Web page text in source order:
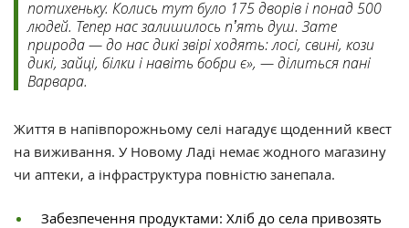
потихеньку. Колись тут було 175 дворів і понад 500
людей. Тепер нас залишилось пʼять душ. Зате
природа — до нас дикі звірі ходять: лосі, свині, кози
дикі, зайці, білки і навіть бобри є», — ділиться пані
Варвара.
Життя в напівпорожньому селі нагадує щоденний квест
на виживання. У Новому Ладі немає жодного магазину
чи аптеки, а інфраструктура повністю занепала.
Забезпечення продуктами: Хліб до села привозять